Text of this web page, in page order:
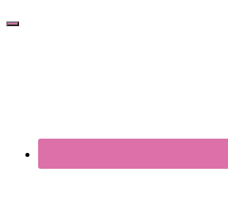
Show